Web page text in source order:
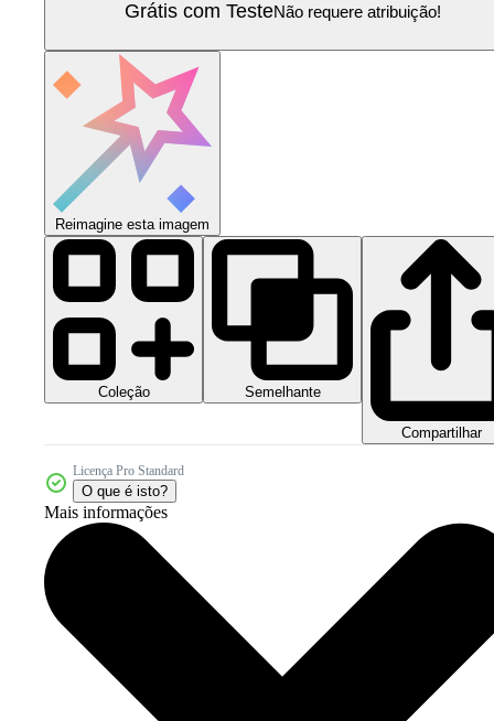
Grátis com TesteNão requere atribuição!
Reimagine esta imagem
Coleção Semelhante
Compartilhar
Licença Pro Standard
O que é isto?
Mais informações